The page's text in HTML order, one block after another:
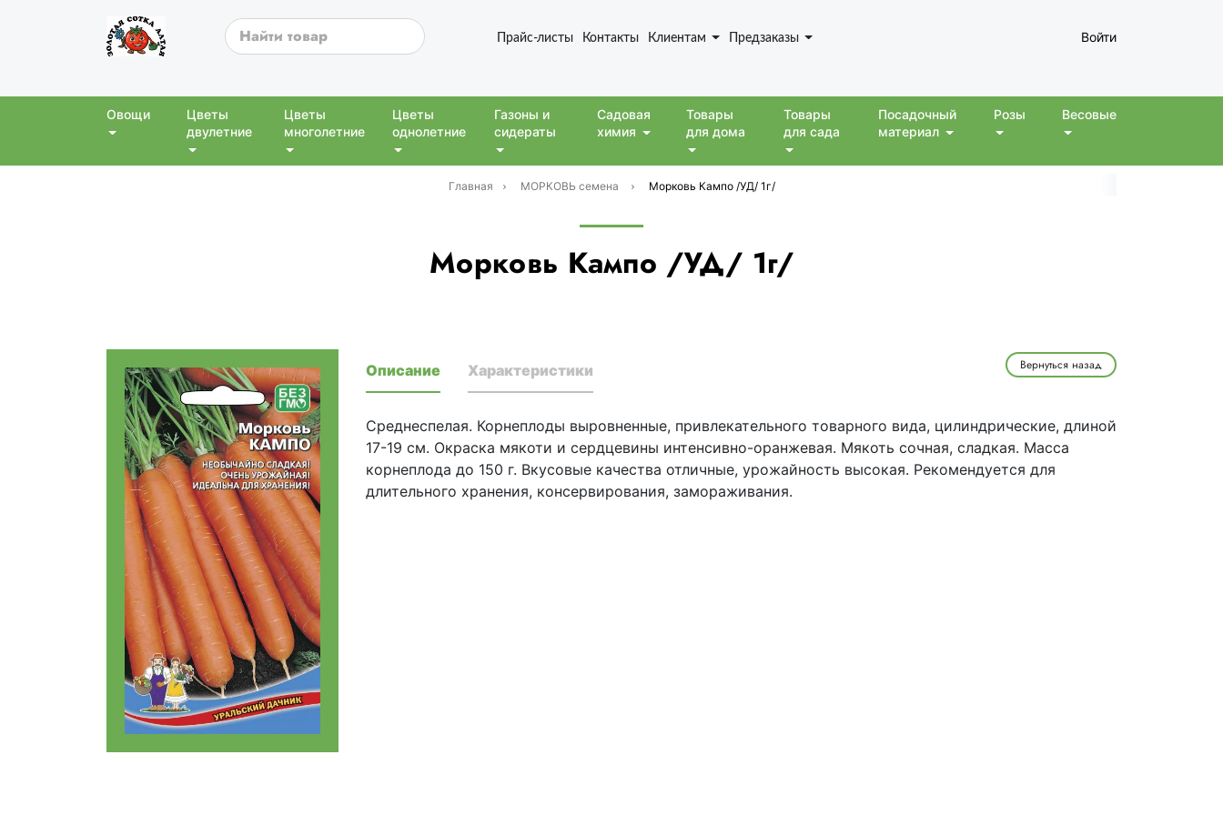
Прайс-листы Контакты Клиентам Предзаказы Войти
Овощи
Цветы
двулетние
Цветы
многолетние
Цветы
однолетние
Газоны и
сидераты
Садовая
химия
Товары
для дома
Товары
для сада
Посадочный
материал
Розы Весовые
Главная МОРКОВЬ семена Морковь Кампо /УД/ 1г/
Морковь Кампо /УД/ 1г/
Вернуться назад
Описание Характеристики
Среднеспелая. Корнеплоды выровненные, привлекательного товарного вида, цилиндрические, длиной
17-19 см. Окраска мякоти и сердцевины интенсивно-оранжевая. Мякоть сочная, сладкая. Масса
корнеплода до 150 г. Вкусовые качества отличные, урожайность высокая. Рекомендуется для
длительного хранения, консервирования, замораживания.